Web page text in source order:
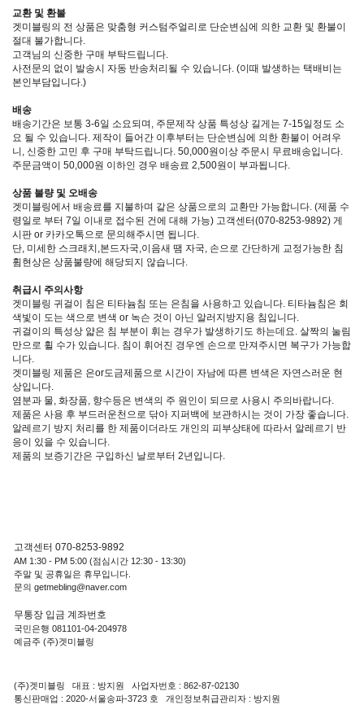
교환 및 환불
겟미블링의 전 상품은 맞춤형 커스텀주얼리로 단순변심에 의한 교환 및 환불이
절대 불가합니다.
고객님의 신중한 구매 부탁드립니다.
사전문의 없이 발송시 자동 반송처리될 수 있습니다. (이때 발생하는 택배비는
본인부담입니다.)
배송
배송기간은 보통 3-6일 소요되며, 주문제작 상품 특성상 길게는 7-15일정도 소
요 될 수 있습니다. 제작이 들어간 이후부터는 단순변심에 의한 환불이 어려우
니, 신중한 고민 후 구매 부탁드립니다. 50,000원이상 주문시 무료배송입니다.
주문금액이 50,000원 이하인 경우 배송료 2,500원이 부과됩니다.
상품 불량 및 오배송
겟미블링에서 배송료를 지불하며 같은 상품으로의 교환만 가능합니다. (제품 수
령일로 부터 7일 이내로 접수된 건에 대해 가능) 고객센터(070-8253-9892) 게
시판 or 카카오톡으로 문의해주시면 됩니다.
단, 미세한 스크래치,본드자국,이음새 땜 자국, 손으로 간단하게 교정가능한 침
휨현상은 상품불량에 해당되지 않습니다.
취급시 주의사항
겟미블링 귀걸이 침은 티타늄침 또는 은침을 사용하고 있습니다. 티타늄침은 회
색빛이 도는 색으로 변색 or 녹슨 것이 아닌 알러지방지용 침입니다.
귀걸이의 특성상 얇은 침 부분이 휘는 경우가 발생하기도 하는데요. 살짝의 눌림
만으로 휠 수가 있습니다. 침이 휘어진 경우엔 손으로 만져주시면 복구가 가능합
니다.
겟미블링 제품은 은or도금제품으로 시간이 자남에 따른 변색은 자연스러운 현
상입니다.
염분과 물, 화장품, 향수등은 변색의 주 원인이 되므로 사용시 주의바랍니다.
제품은 사용 후 부드러운천으로 닦아 지퍼백에 보관하시는 것이 가장 좋습니다.
알레르기 방지 처리를 한 제품이더라도 개인의 피부상태에 따라서 알레르기 반
응이 있을 수 있습니다.
제품의 보증기간은 구입하신 날로부터 2년입니다.
고객센터 070-8253-9892
AM 1:30 - PM 5:00 (점심시간 12:30 - 13:30)
주말 및 공휴일은 휴무입니다.
문의 getmebling@naver.com
무통장 입금 계좌번호
국민은행 081101-04-204978
예금주 (주)겟미블링
(주)겟미블링 대표 : 방지원 사업자번호 : 862-87-02130
통신판매업 : 2020-서울송파-3723 호 개인정보취급관리자 : 방지원